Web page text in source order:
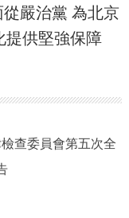
部門動態
嚴治黨 為北京
提供堅強保障
查委員會第五次全